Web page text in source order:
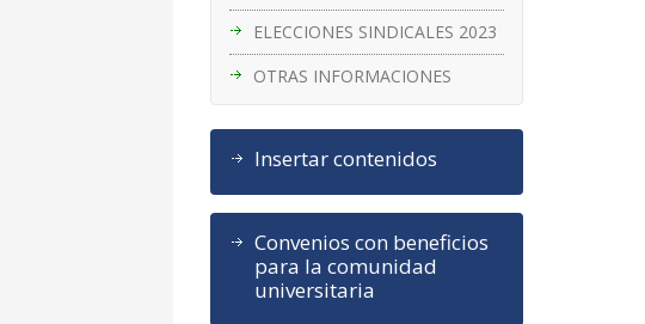
ELECCIONES SINDICALES 2023
OTRAS INFORMACIONES
Insertar contenidos
Convenios con beneficios
para la comunidad
universitaria